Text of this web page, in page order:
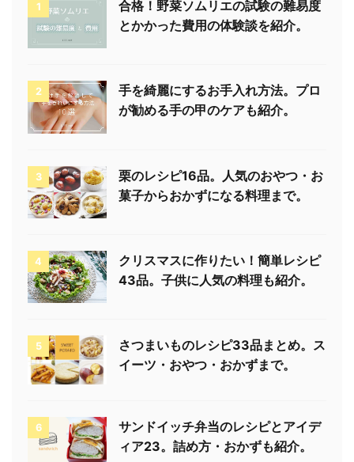
1
合格！野菜ソムリエの試験の難易度
とかかった費用の体験談を紹介。
2
手を綺麗にするお手入れ方法。プロ
が勧める手の甲のケアも紹介。
3
栗のレシピ16品。人気のおやつ・お
菓子からおかずになる料理まで。
4
クリスマスに作りたい！簡単レシピ
43品。子供に人気の料理も紹介。
5
さつまいものレシピ33品まとめ。ス
イーツ・おやつ・おかずまで。
6
サンドイッチ弁当のレシピとアイデ
ィア23。詰め方・おかずも紹介。